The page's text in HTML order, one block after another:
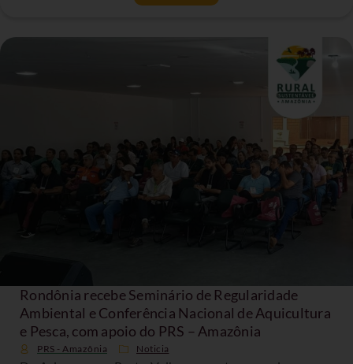
Rondônia recebe Seminário de Regularidade
Ambiental e Conferência Nacional de Aquicultura
e Pesca, com apoio do PRS – Amazônia
PRS - Amazônia Noticia